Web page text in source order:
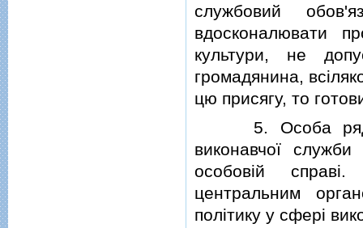
службовий
вдосконалювати
культури, не
громадянина,
цю присягу, то
5. Особа
виконавчої
особовiй справi.
центральним
полiтику у сферi